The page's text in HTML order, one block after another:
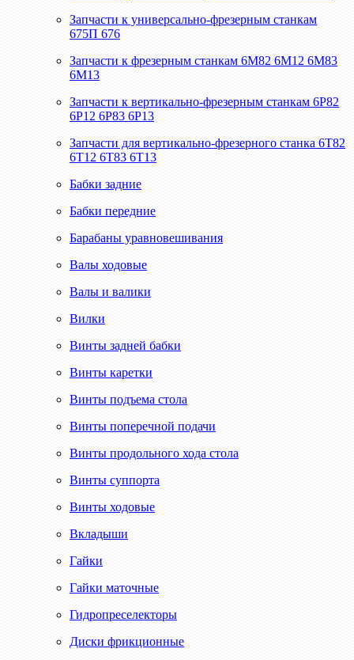
Запчасти к универсально-фрезерным станкам
675П 676
Запчасти к фрезерным станкам 6М82 6М12 6М83
6М13
Запчасти к вертикально-фрезерным станкам 6Р82
6Р12 6Р83 6Р13
Запчасти для вертикально-фрезерного станка 6Т82
6Т12 6Т83 6Т13
Бабки задние
Бабки передние
Барабаны уравновешивания
Валы ходовые
Валы и валики
Вилки
Винты задней бабки
Винты каретки
Винты подъема стола
Винты поперечной подачи
Винты продольного хода стола
Винты суппорта
Винты ходовые
Вкладыши
Гайки
Гайки маточные
Гидропреселекторы
Диски фрикционные